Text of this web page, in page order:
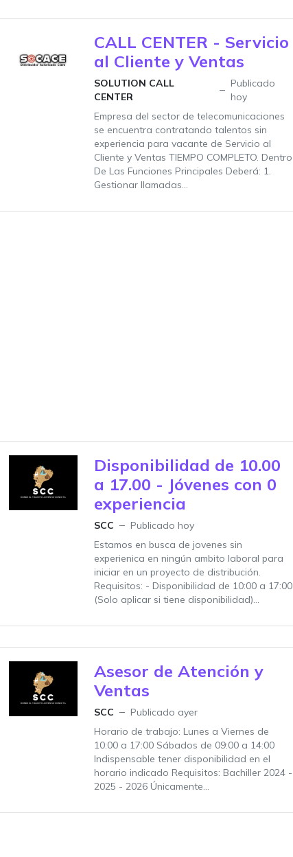
CALL CENTER - Servicio
al Cliente y Ventas
SOLUTION CALL
CENTER
Publicado
hoy
Empresa del sector de telecomunicaciones
se encuentra contratando talentos sin
experiencia para vacante de Servicio al
Cliente y Ventas TIEMPO COMPLETO. Dentro
De Las Funciones Principales Deberá: 1.
Gestionar llamadas...
Disponibilidad de 10.00
a 17.00 - Jóvenes con 0
experiencia
SCC
Publicado hoy
Estamos en busca de jovenes sin
experienica en ningún ambito laboral para
iniciar en un proyecto de distribución.
Requisitos: - Disponibilidad de 10:00 a 17:00
(Solo aplicar si tiene disponibilidad)...
Asesor de Atención y
Ventas
SCC
Publicado ayer
Horario de trabajo: Lunes a Viernes de
10:00 a 17:00 Sábados de 09:00 a 14:00
Indispensable tener disponibilidad en el
horario indicado Requisitos: Bachiller 2024 -
2025 - 2026 Únicamente...